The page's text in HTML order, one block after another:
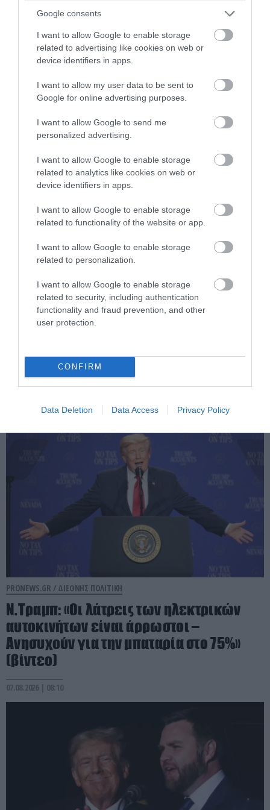
Google consents
I want to allow Google to enable storage
related to advertising like cookies on web or
device identifiers in apps.
I want to allow my user data to be sent to
Google for online advertising purposes.
I want to allow Google to send me
personalized advertising.
I want to allow Google to enable storage
related to analytics like cookies on web or
device identifiers in apps.
I want to allow Google to enable storage
related to functionality of the website or app.
I want to allow Google to enable storage
related to personalization.
I want to allow Google to enable storage
related to security, including authentication
functionality and fraud prevention, and other
user protection.
CONFIRM
Data Deletion Data Access Privacy Policy
PRONEWS.GR /ΔΙΕΘΝΗΣ ΠΟΛΙΤΙΚΗ
Δημοκρατικοί: Νίκη ενός αιγυπτιακής
καταγωγής επιδημιολόγου στο
Μίτσιγκαν έναντι μιας «εκλεκτής» του
ισραηλινού λόμπι!
07.08.2026 | 11:35
Ιρανικά ΜΜΕ: Ιδιαίτερα κρίσιμη η
κατάσταση της υγείας του Μ.Χαμενεΐ –
«Μπορεί να πεθάνει από μέρα σε μέρα»
PRONEWS.GR / ΔΙΕΘΝΗΣ ΠΟΛΙΤΙΚΗ
Ν.Τραμπ: «Οι λάτρεις των ηλεκτρικών
αυτοκινήτων είναι άρρωστοι –
Ανησυχούν για την μπαταρία στο 75%»
(βίντεο)
07.08.2026 | 08:10